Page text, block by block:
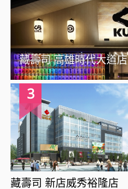
藏壽司 高雄時代大道店
3
藏壽司 新店威秀裕隆店